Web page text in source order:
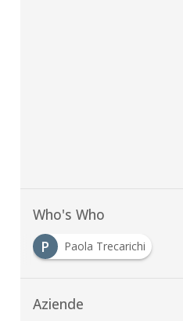
Who's Who
P
Paola Trecarichi
Aziende